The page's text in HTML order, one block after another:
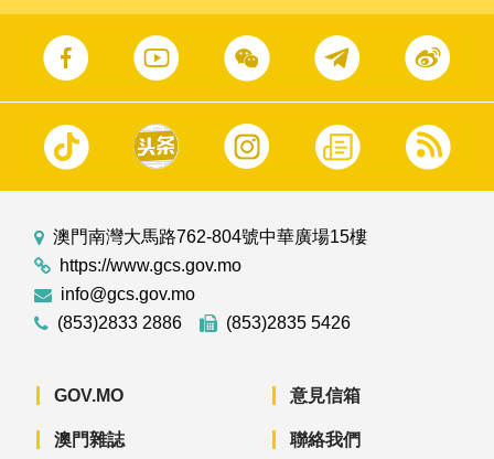
澳門南灣大馬路762-804號中華廣場15樓
https://www.gcs.gov.mo
info@gcs.gov.mo
(853)2833 2886
(853)2835 5426
GOV.MO
澳門雜誌
意見信箱
聯絡我們